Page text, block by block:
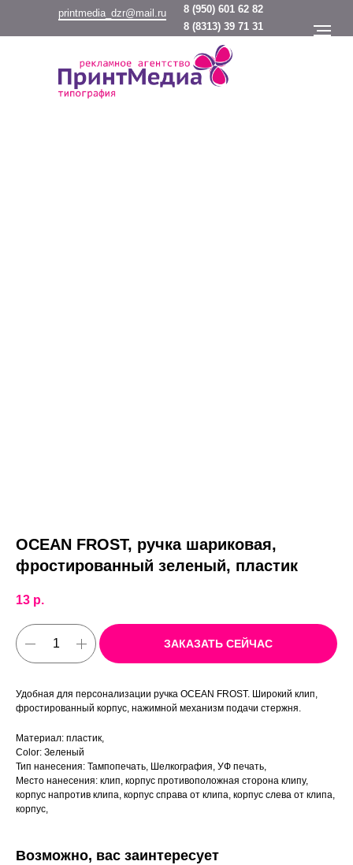
8 (950) 601 62 82
printmedia_dzr@mail.ru
8 (8313) 39 71 31
OCEAN FROST, ручка шариковая,
фростированный зеленый, пластик
13 р.
ЗАКАЗАТЬ СЕЙЧАС
Удобная для персонализации ручка OCEAN FROST. Широкий клип,
фростированный корпус, нажимной механизм подачи стержня.
Материал: пластик,
Color: Зеленый
Тип нанесения: Тампопечать, Шелкография, УФ печать,
Место нанесения: клип, корпус противоположная сторона клипу,
корпус напротив клипа, корпус справа от клипа, корпус слева от клипа,
корпус,
Возможно, вас заинтересует